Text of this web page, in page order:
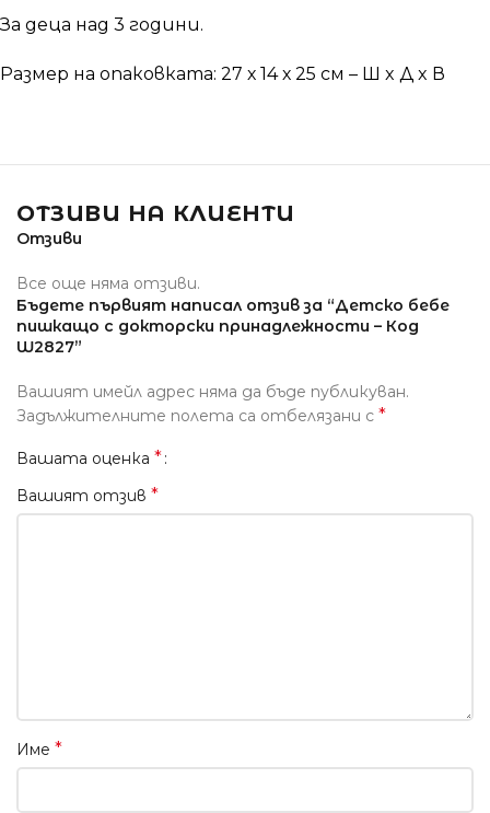
За деца над 3 години.
Размер на опаковката: 27 х 14 х 25 см – Ш x Д x В
ОТЗИВИ НА КЛИЕНТИ
Отзиви
Все още няма отзиви.
Бъдете първият написал отзив за “Детско бебе
пишкащо с докторски принадлежности – Код
W2827”
Вашият имейл адрес няма да бъде публикуван.
Задължителните полета са отбелязани с *
Вашата оценка *
Вашият отзив *
Име *